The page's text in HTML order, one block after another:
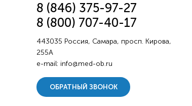
8 (846) 375-97-27
8 (800) 707-40-17
443035 Россия, Самара, просп. Кирова,
255А
e-mail: info@med-ob.ru
ОБРАТНЫЙ ЗВОНОК